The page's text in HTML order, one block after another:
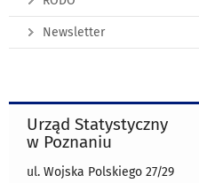
Newsletter
Urząd Statystyczny
w Poznaniu
ul. Wojska Polskiego 27/29